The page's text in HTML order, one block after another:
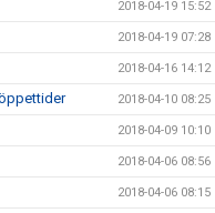
2018-04-19 15:52
2018-04-19 07:28
2018-04-16 14:12
2018-04-10 08:25
2018-04-09 10:10
2018-04-06 08:56
2018-04-06 08:15